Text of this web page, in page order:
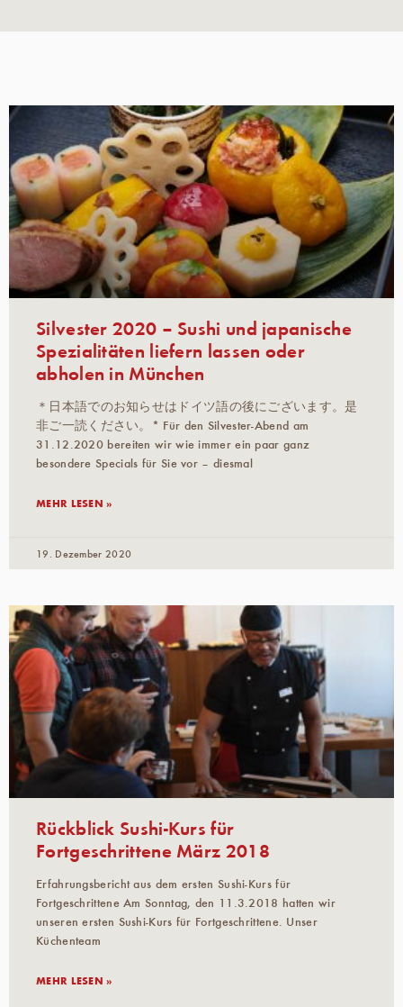
Silvester 2020 – Sushi und japanische
Spezialitäten liefern lassen oder
abholen in München
＊日本語でのお知らせはドイツ語の後にございます。是
非ご一読ください。* Für den Silvester-Abend am
31.12.2020 bereiten wir wie immer ein paar ganz
besondere Specials für Sie vor – diesmal
MEHR LESEN »
19. Dezember 2020
Rückblick Sushi-Kurs für
Fortgeschrittene März 2018
Erfahrungsbericht aus dem ersten Sushi-Kurs für
Fortgeschrittene Am Sonntag, den 11.3.2018 hatten wir
unseren ersten Sushi-Kurs für Fortgeschrittene. Unser
Küchenteam
MEHR LESEN »